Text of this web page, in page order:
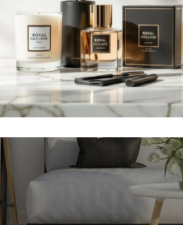
PARFÜM
97 Ürünler 14